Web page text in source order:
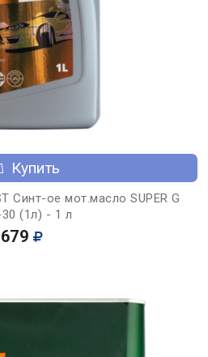
Купить
Синт-ое мот.масло SUPER G
30 (1л) - 1 л
679